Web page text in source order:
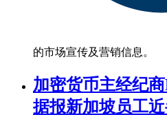
的市场宣传及营销信息。
加密货币主经纪
据报新加坡员工